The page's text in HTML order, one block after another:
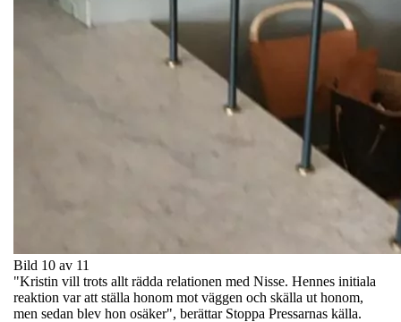
Bild 10 av 11
"Kristin vill trots allt rädda relationen med Nisse. Hennes initiala
reaktion var att ställa honom mot väggen och skälla ut honom,
men sedan blev hon osäker", berättar Stoppa Pressarnas källa.